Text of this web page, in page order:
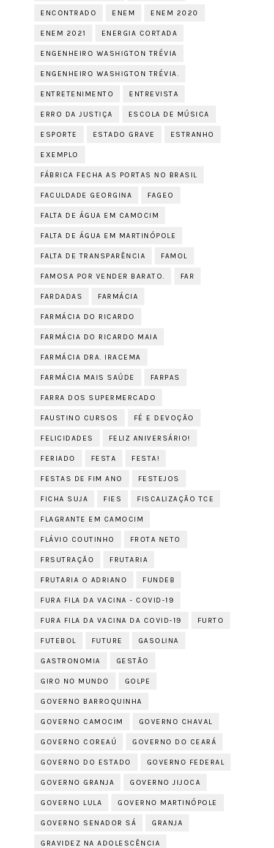
ENCONTRADO ENEM ENEM 2020
ENEM 2021 ENERGIA CORTADA
ENGENHEIRO WASHIGTON TRÉVIA
ENGENHEIRO WASHIGTON TRÉVIA.
ENTRETENIMENTO ENTREVISTA
ERRO DA JUSTIÇA ESCOLA DE MÚSICA
ESPORTE ESTADO GRAVE ESTRANHO
EXEMPLO
FÁBRICA FECHA AS PORTAS NO BRASIL
FACULDADE GEORGINA FAGEO
FALTA DE ÁGUA EM CAMOCIM
FALTA DE ÁGUA EM MARTINÓPOLE
FALTA DE TRANSPARÊNCIA FAMOL
FAMOSA POR VENDER BARATO. FAR
FARDADAS FARMÁCIA
FARMÁCIA DO RICARDO
FARMÁCIA DO RICARDO MAIA
FARMÁCIA DRA. IRACEMA
FARMÁCIA MAIS SAÚDE FARPAS
FARRA DOS SUPERMERCADO
FAUSTINO CURSOS FÉ E DEVOÇÃO
FELICIDADES FELIZ ANIVERSÁRIO!
FERIADO FESTA FESTA!
FESTAS DE FIM ANO FESTEJOS
FICHA SUJA FIES FISCALIZAÇÃO TCE
FLAGRANTE EM CAMOCIM
FLÁVIO COUTINHO FROTA NETO
FRSUTRAÇÃO FRUTARIA
FRUTARIA O ADRIANO FUNDEB
FURA FILA DA VACINA - COVID-19
FURA FILA DA VACINA DA COVID-19 FURTO
FUTEBOL FUTURE GASOLINA
GASTRONOMIA GESTÃO
GIRO NO MUNDO GOLPE
GOVERNO BARROQUINHA
GOVERNO CAMOCIM GOVERNO CHAVAL
GOVERNO COREAÚ GOVERNO DO CEARÁ
GOVERNO DO ESTADO GOVERNO FEDERAL
GOVERNO GRANJA GOVERNO JIJOCA
GOVERNO LULA GOVERNO MARTINÓPOLE
GOVERNO SENADOR SÁ GRANJA
GRAVIDEZ NA ADOLESCÊNCIA